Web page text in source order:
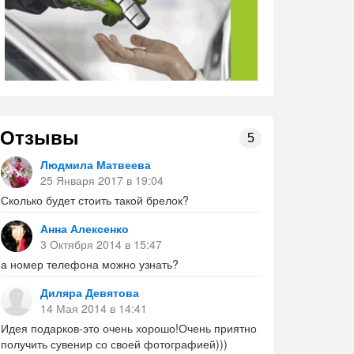
Отзывы 5
Людмила Матвеева
25 Января 2017 в 19:04
Сколько будет стоить такой брелок?
Анна Алексенко
3 Октября 2014 в 15:47
а номер телефона можно узнать?
Диляра Девятова
14 Мая 2014 в 14:41
Идея подарков-это очень хорошо!Очень приятно
получить сувенир со своей фотографией)))